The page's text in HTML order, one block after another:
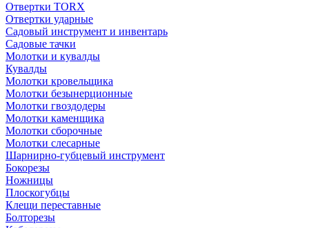
Отвертки TORX
Отвертки ударные
Садовый инструмент и инвентарь
Садовые тачки
Молотки и кувалды
Кувалды
Молотки кровельщика
Молотки безынерционные
Молотки гвоздодеры
Молотки каменщика
Молотки сборочные
Молотки слесарные
Шарнирно-губцевый инструмент
Бокорезы
Ножницы
Плоскогубцы
Клещи переставные
Болторезы